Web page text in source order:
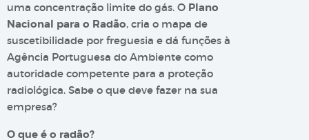
uma concentração limite do gás. O Plano
Nacional para o Radão, cria o mapa de
suscetibilidade por freguesia e dá funções à
Agência Portuguesa do Ambiente como
autoridade competente para a proteção
radiológica. Sabe o que deve fazer na sua
empresa?
O que é o radão?